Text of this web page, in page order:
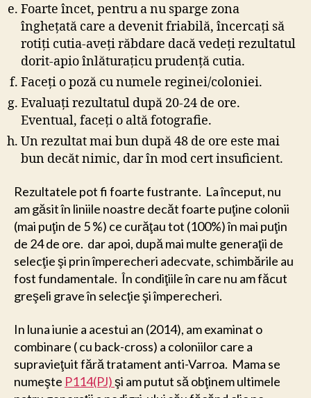
Foarte încet, pentru a nu sparge zona
îngheţată care a devenit friabilă, încercaţi să
rotiţi cutia-aveţi răbdare dacă vedeţi rezultatul
dorit-apio înlăturaţicu prudenţă cutia.
Faceţi o poză cu numele reginei/coloniei.
Evaluaţi rezultatul după 20-24 de ore.
Eventual, faceţi o altă fotografie.
Un rezultat mai bun după 48 de ore este mai
bun decăt nimic, dar în mod cert insuficient.
Rezultatele pot fi foarte fustrante. La început, nu
am găsit în liniile noastre decăt foarte puţine colonii
(mai puţin de 5 %) ce curăţau tot (100%) în mai puţin
de 24 de ore. dar apoi, după mai multe generaţii de
selecţie şi prin împerecheri adecvate, schimbările au
fost fundamentale. În condiţiile în care nu am făcut
greşeli grave în selecţie şi împerecheri.
In luna iunie a acestui an (2014), am examinat o
combinare ( cu back-cross) a coloniilor care a
supravieţuit fără tratament anti-Varroa. Mama se
numeşte P114(PJ)şi am putut să obţinem ultimele